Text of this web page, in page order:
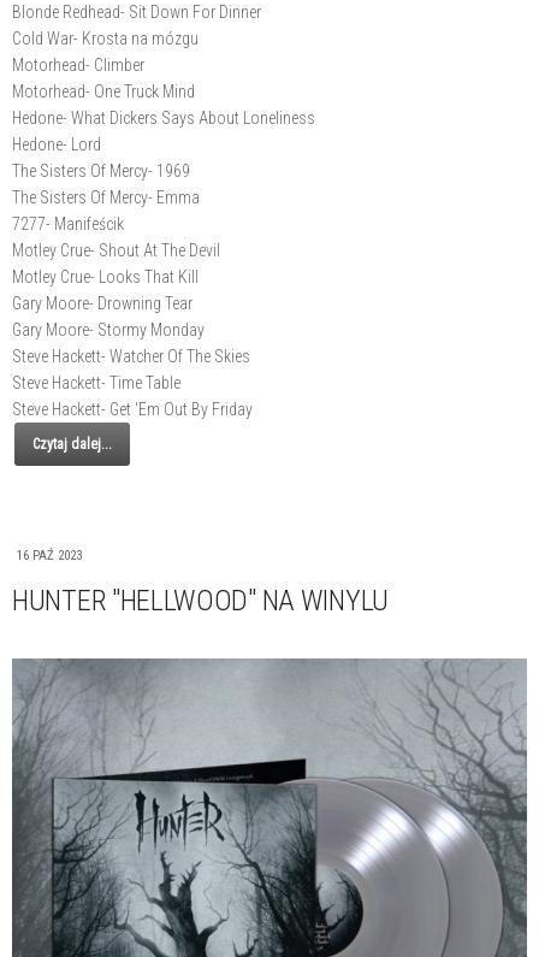
Blonde Redhead- Sit Down For Dinner
Cold War- Krosta na mózgu
Motorhead- Climber
Motorhead- One Truck Mind
Hedone- What Dickers Says About Loneliness
Hedone- Lord
The Sisters Of Mercy- 1969
The Sisters Of Mercy- Emma
7277- Manifeścik
Motley Crue- Shout At The Devil
Motley Crue- Looks That Kill
Gary Moore- Drowning Tear
Gary Moore- Stormy Monday
Steve Hackett- Watcher Of The Skies
Steve Hackett- Time Table
Steve Hackett- Get 'Em Out By Friday
Czytaj dalej...
16 PAŹ 2023
HUNTER "HELLWOOD" NA WINYLU